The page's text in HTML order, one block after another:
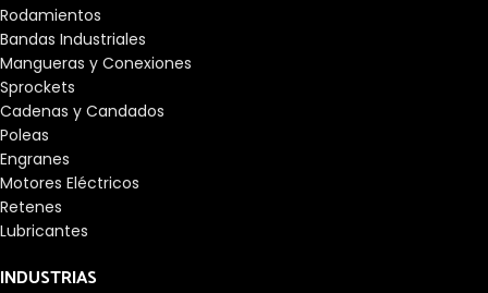
Rodamientos
Bandas Industriales
Mangueras y Conexiones
Sprockets
Cadenas y Candados
Poleas
Engranes
Motores Eléctricos
Retenes
Lubricantes
INDUSTRIAS